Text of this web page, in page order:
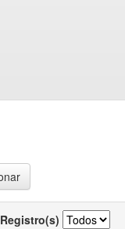
Registro(s)